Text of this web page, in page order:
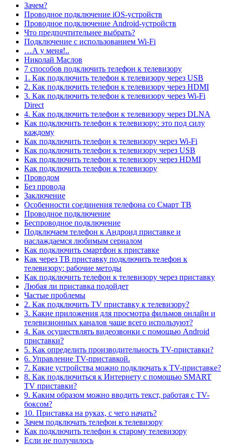
Зачем?
Проводное подключение iOS-устройств
Проводное подключение Android-устройств
Что предпочтительнее выбрать?
Подключение с использованием Wi-Fi
…А у меня!..
Николай Маслов
7 способов подключить телефон к телевизору
1. Как подключить телефон к телевизору через USB
2. Как подключить телефон к телевизору через HDMI
3. Как подключить телефон к телевизору через Wi-Fi
Direct
4. Как подключить телефон к телевизору через DLNA
Как подключить телефон к телевизору: это под силу
каждому
Как подключить телефон к телевизору через Wi-Fi
Как подключить телефон к телевизору через USB
Как подключить телефон к телевизору через HDMI
Как подключить телефон к телевизору
Проводом
Без провода
Заключение
Особенности соединения телефона со Смарт ТВ
Проводное подключение
Беспроводное подключение
Подключаем телефон к Андроид приставке и
наслаждаемся любимым сериалом
Как подключить смартфон к приставке
Как через ТВ приставку подключить телефон к
телевизору: рабочие методы
Как подключить телефон к телевизору через приставку
Любая ли приставка подойдет
Частые проблемы
2. Как подключить TV приставку к телевизору?
3. Какие приложения для просмотра фильмов онлайн и
телевизионных каналов чаще всего используют?
4. Как осуществлять видеозвонки с помощью Android
приставки?
5. Как определить производительность TV-приставки?
6. Управление TV-приставкой.
7. Какие устройства можно подключать к TV-приставке?
8. Как подключиться к Интернету с помощью SMART
TV приставки?
9. Каким образом можно вводить текст, работая с TV-
боксом?
10. Приставка на руках, с чего начать?
Зачем подключать телефон к телевизору
Как подключить телефон к старому телевизору
Если не получилось